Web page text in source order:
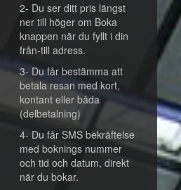
2- Du ser ditt pris längst
ner till höger om Boka
knappen när du fyllt i din
från-till adress.
3- Du får bestämma att
betala resan med kort,
kontant eller båda
(delbetalning)
4- Du får SMS bekräftelse
med boknings nummer
och tid och datum, direkt
när du bokar.